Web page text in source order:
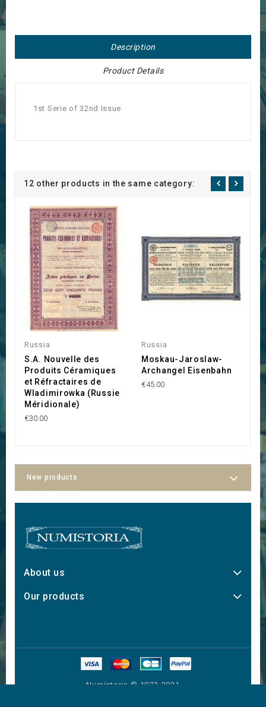
Description
Product Details
1st Serie of 32nd Issue
12 other products in the same category:
Russia
S.A. Nouvelle des
Produits Céramiques
et Réfractaires de
Wladimirowka (Russie
Méridionale)
€30.00
Russia
Moskau-Jaroslaw-
Archangel Eisenbahn
€45.00
New products
About us
Our products
Numistoria © 1973-2021